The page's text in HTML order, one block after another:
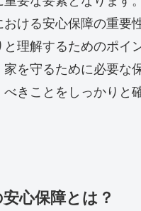
おける安心保障の重要
と理解するためのポイ
家を守るために必要な
きことをしっかりと
心保障とは？